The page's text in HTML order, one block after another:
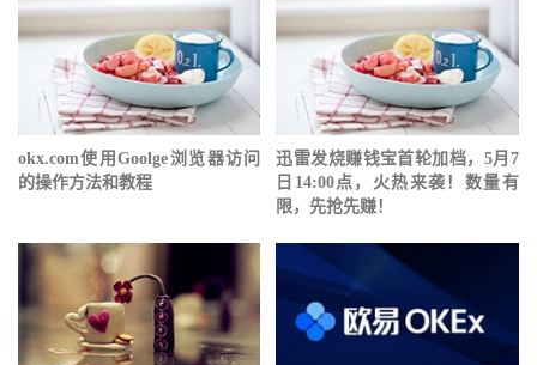
okx.com使用Goolge浏览器访问
的操作方法和教程
迅雷发烧赚钱宝首轮加档，5月7
日14:00点，火热来袭！数量有
限，先抢先赚！